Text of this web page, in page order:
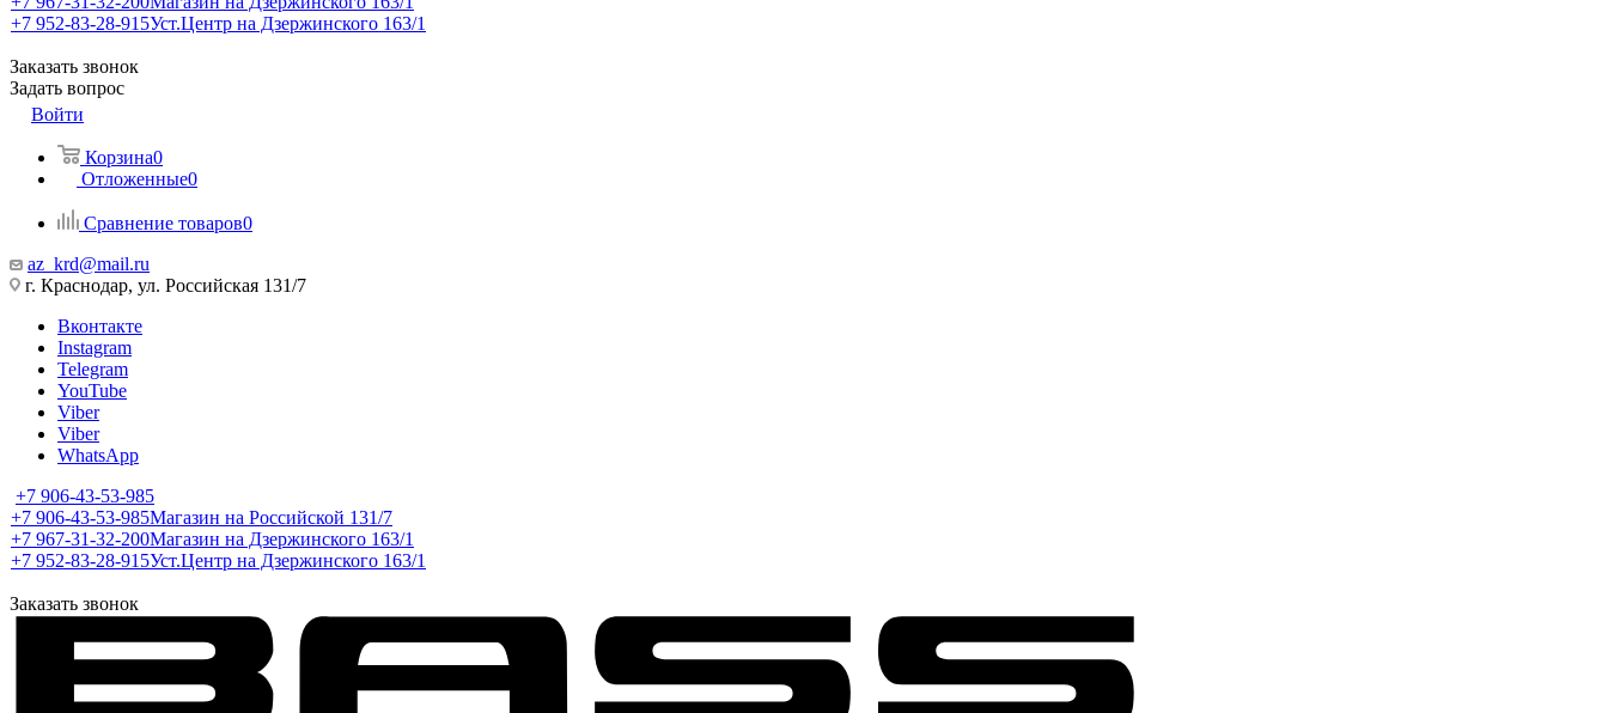
+7 952-83-28-915Уст.Центр на Дзержинского 163/1
Заказать звонок
Задать вопрос
Войти
Корзина0
Отложенные0
Сравнение товаров0
az_krd@mail.ru
г. Краснодар, ул. Российская 131/7
Вконтакте
Instagram
Telegram
YouTube
Viber
Viber
WhatsApp
+7 906-43-53-985
+7 906-43-53-985Магазин на Российской 131/7
+7 967-31-32-200Магазин на Дзержинского 163/1
+7 952-83-28-915Уст.Центр на Дзержинского 163/1
Заказать звонок